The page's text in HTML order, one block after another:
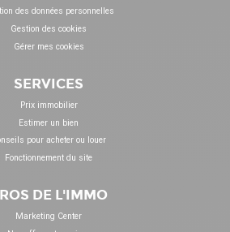
des données personnelles
Gestion des cookies
Gérer mes cookies
SERVICES
Prix immobilier
Estimer un bien
pour acheter ou louer
Fonctionnement du site
DE L'IMMO
Marketing Center